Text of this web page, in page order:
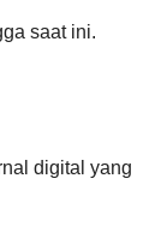
saat ini.
digital yang